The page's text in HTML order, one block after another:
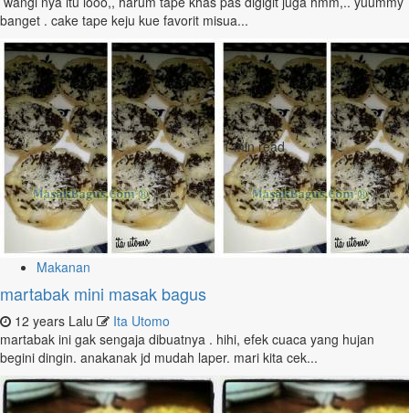
banget . cake tape keju kue favorit misua...
1 min read
Makanan
martabak mini masak bagus
12 years Lalu
Ita Utomo
martabak ini gak sengaja dibuatnya . hihi, efek cuaca yang hujan
begini dingin. anakanak jd mudah laper. mari kita cek...